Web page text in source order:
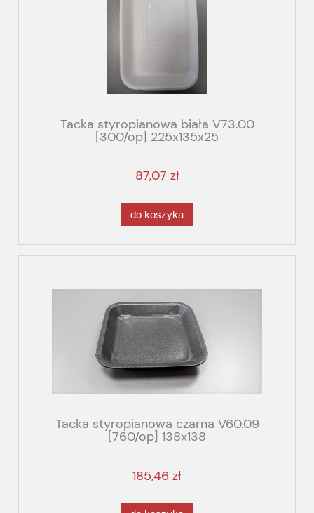
Tacka styropianowa biała V73.00
[300/op] 225x135x25
87,07 zł
do koszyka
Tacka styropianowa czarna V60.09
[760/op] 138x138
185,46 zł